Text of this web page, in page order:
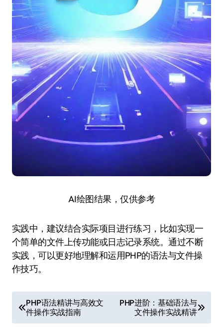
AI绘图结果，仅供参考
实践中，建议结合实际项目进行练习，比如实现一
个简单的文件上传功能或日志记录系统。通过不断
实践，可以更好地理解和运用PHP的语法与文件操
作技巧。
章
PHP语法精讲与高效文
件操作实战指南
PHP进阶：基础语法与
文件操作实战精讲